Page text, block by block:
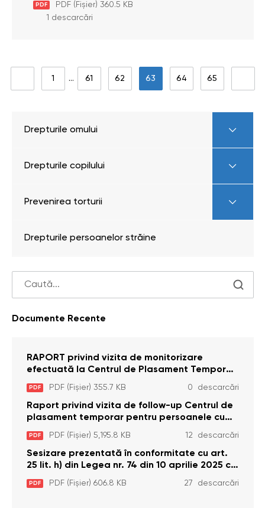
PDF PDF (Fișier) 360.5 KB
1 descarcări
1 … 61 62 63 64 65
Drepturile omului
Drepturile copilului
Prevenirea torturii
Drepturile persoanelor străine
Documente Recente
RAPORT privind vizita de monitorizare
efectuată la Centrul de Plasament Temporar
pentru Persoane cu Dizabilități (Adulte) din s.
Brînzeni, r. Edineț, din data de 25 mai 2026
PDF PDF (Fișier) 355.7 KB 0 descarcări
Raport privind vizita de follow-up Centrul de
plasament temporar pentru persoanele cu
dizabilități (adulte) Bădiceni, Soroca (11 iunie
2026)
PDF PDF (Fișier) 5,195.8 KB 12 descarcări
Sesizare prezentată în conformitate cu art.
25 lit. h) din Legea nr. 74 din 10 aprilie 2025 cu
privire la Curtea Constituțională şi art. 26 din
Legea cu privire la Avocatul Poporului
PDF PDF (Fișier) 606.8 KB 27 descarcări